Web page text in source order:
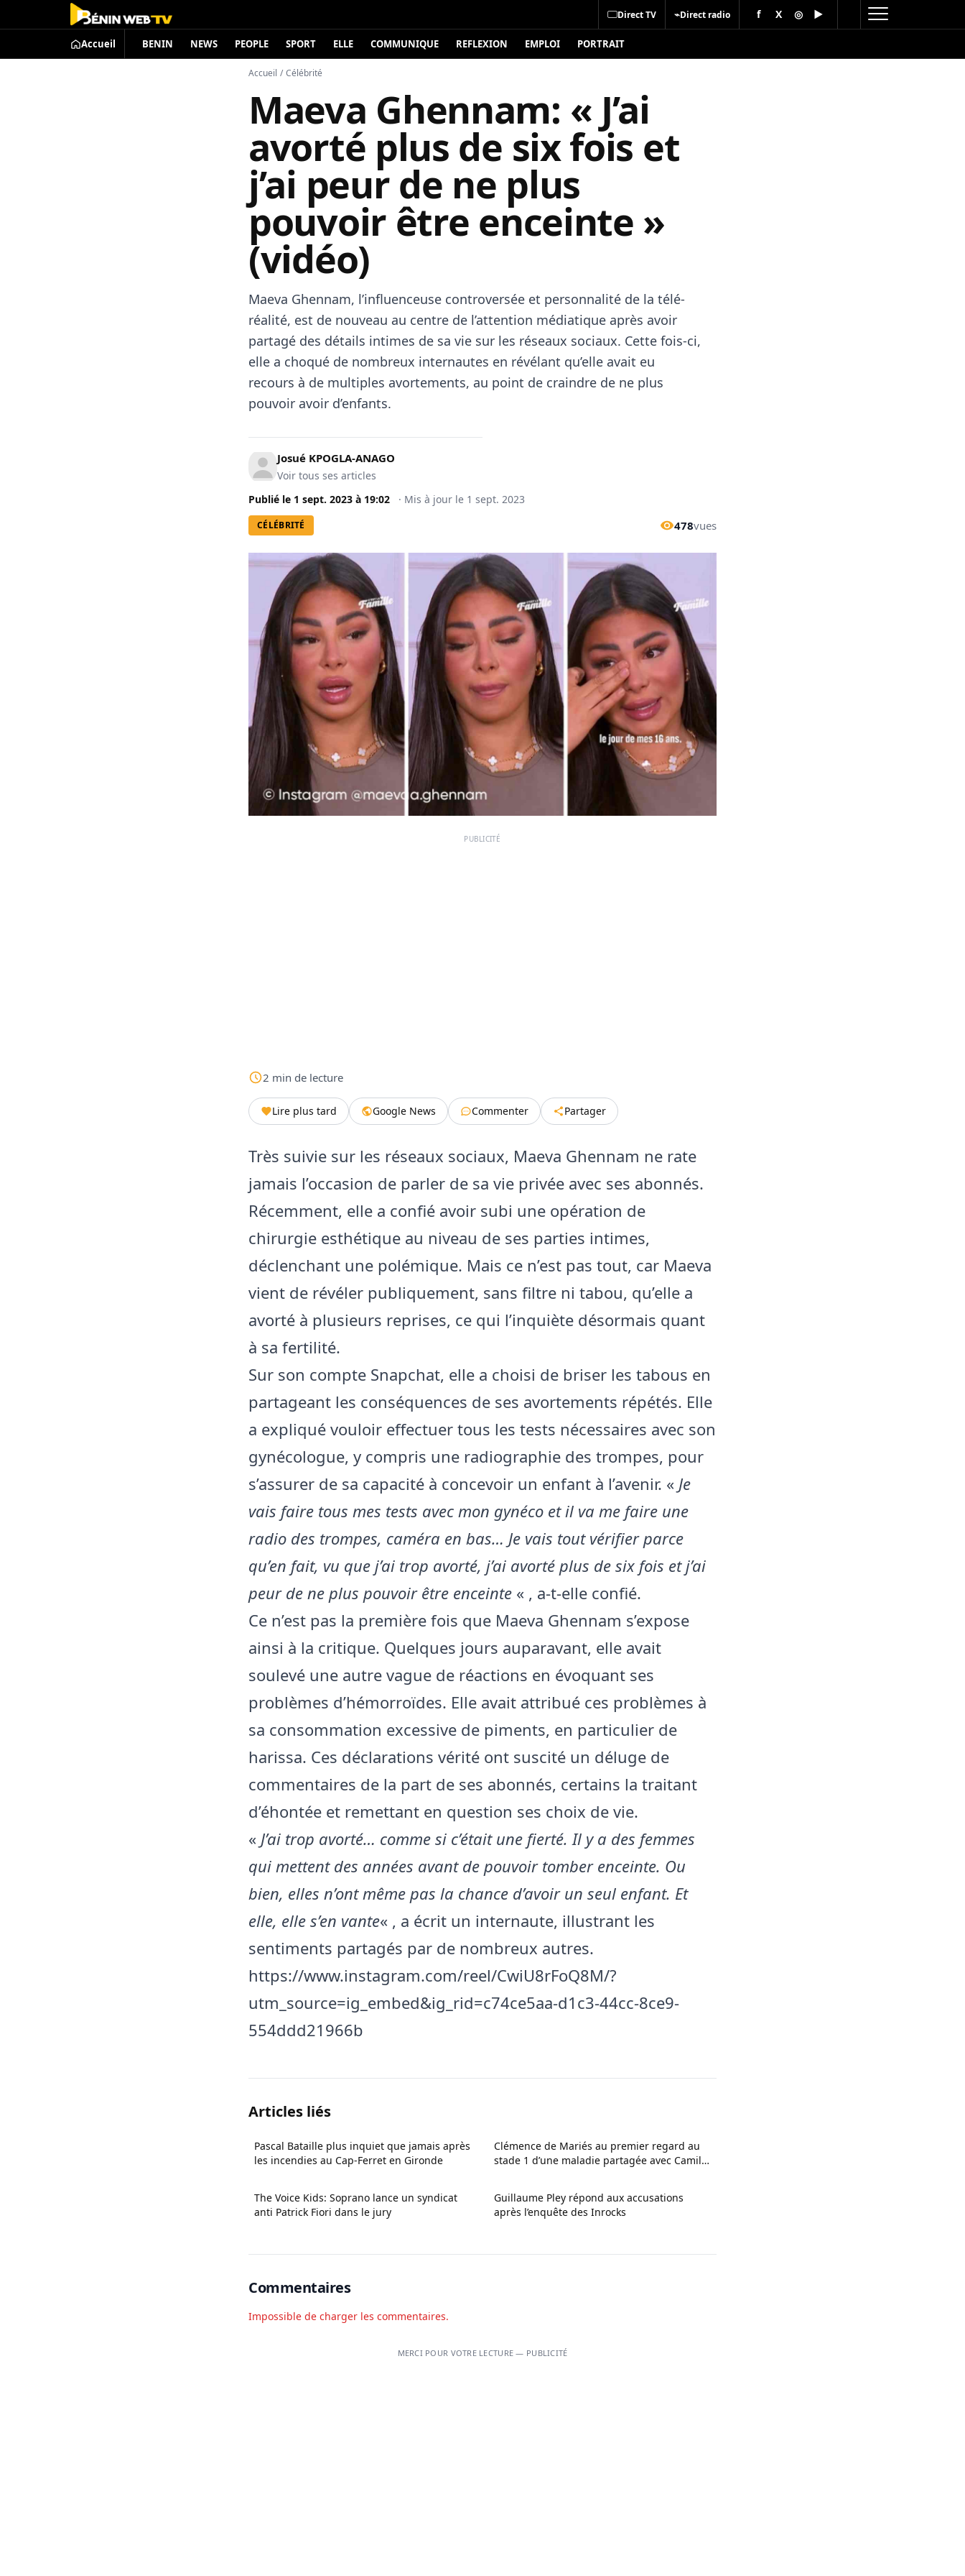
Direct TV ⌁Direct radio f X ◎ ▶
Accueil BENIN NEWS PEOPLE SPORT ELLE COMMUNIQUE REFLEXION EMPLOI PORTRAIT
Accueil / Célébrité
Maeva Ghennam: « J’ai
avorté plus de six fois et
j’ai peur de ne plus
pouvoir être enceinte »
(vidéo)
Maeva Ghennam, l’influenceuse controversée et personnalité de la télé-
réalité, est de nouveau au centre de l’attention médiatique après avoir
partagé des détails intimes de sa vie sur les réseaux sociaux. Cette fois-ci,
elle a choqué de nombreux internautes en révélant qu’elle avait eu
recours à de multiples avortements, au point de craindre de ne plus
pouvoir avoir d’enfants.
Josué KPOGLA-ANAGO
Voir tous ses articles
Publié le 1 sept. 2023 à 19:02 · Mis à jour le 1 sept. 2023
CÉLÉBRITÉ 478vues
PUBLICITÉ
2 min de lecture
Lire plus tard Google News Commenter Partager
Très suivie sur les réseaux sociaux, Maeva Ghennam ne rate
jamais l’occasion de parler de sa vie privée avec ses abonnés.
Récemment, elle a confié avoir subi une opération de
chirurgie esthétique au niveau de ses parties intimes,
déclenchant une polémique. Mais ce n’est pas tout, car Maeva
vient de révéler publiquement, sans filtre ni tabou, qu’elle a
avorté à plusieurs reprises, ce qui l’inquiète désormais quant
à sa fertilité.
Sur son compte Snapchat, elle a choisi de briser les tabous en
partageant les conséquences de ses avortements répétés. Elle
a expliqué vouloir effectuer tous les tests nécessaires avec son
gynécologue, y compris une radiographie des trompes, pour
s’assurer de sa capacité à concevoir un enfant à l’avenir. « Je
vais faire tous mes tests avec mon gynéco et il va me faire une
radio des trompes, caméra en bas… Je vais tout vérifier parce
qu’en fait, vu que j’ai trop avorté, j’ai avorté plus de six fois et j’ai
peur de ne plus pouvoir être enceinte « , a-t-elle confié.
Ce n’est pas la première fois que Maeva Ghennam s’expose
ainsi à la critique. Quelques jours auparavant, elle avait
soulevé une autre vague de réactions en évoquant ses
problèmes d’hémorroïdes. Elle avait attribué ces problèmes à
sa consommation excessive de piments, en particulier de
harissa. Ces déclarations vérité ont suscité un déluge de
commentaires de la part de ses abonnés, certains la traitant
d’éhontée et remettant en question ses choix de vie.
« J’ai trop avorté… comme si c’était une fierté. Il y a des femmes
qui mettent des années avant de pouvoir tomber enceinte. Ou
bien, elles n’ont même pas la chance d’avoir un seul enfant. Et
elle, elle s’en vante« , a écrit un internaute, illustrant les
sentiments partagés par de nombreux autres.
https://www.instagram.com/reel/CwiU8rFoQ8M/?
utm_source=ig_embed&ig_rid=c74ce5aa-d1c3-44cc-8ce9-
554ddd21966b
Articles liés
Pascal Bataille plus inquiet que jamais après
les incendies au Cap-Ferret en Gironde
Clémence de Mariés au premier regard au
stade 1 d’une maladie partagée avec Camille
The Voice Kids: Soprano lance un syndicat
anti Patrick Fiori dans le jury
Guillaume Pley répond aux accusations
après l’enquête des Inrocks
Commentaires
Impossible de charger les commentaires.
MERCI POUR VOTRE LECTURE — PUBLICITÉ